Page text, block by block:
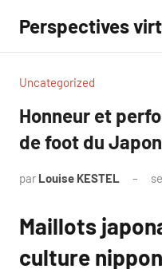
contenu
Perspectives
Uncategorized
Honneur et
de foot du
par Louise KESTEL
Maillots
culture